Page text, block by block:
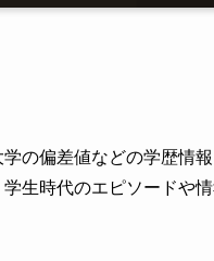
の偏差値などの学歴情
生時代のエピソードや